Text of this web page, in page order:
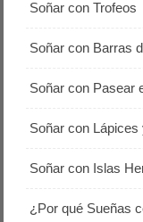
Soñar con Trofeos
Soñar con Barras
Soñar con Pasear
Soñar con Lápices
Soñar con Islas
¿Por qué Sueñas